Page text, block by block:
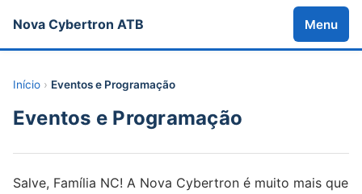
Nova Cybertron ATB Menu
Início › Eventos e Programação
Eventos e Programação
Salve, Família NC! A Nova Cybertron é muito mais que